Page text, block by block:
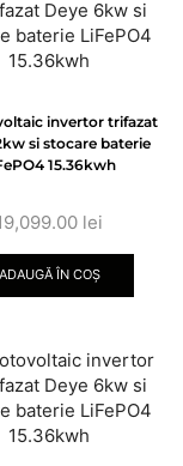
invertor trifazat
si stocare baterie
15.36kwh
lei
ADAUGĂ ÎN COȘ